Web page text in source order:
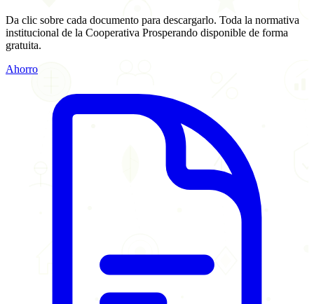
Da clic sobre cada documento para descargarlo. Toda la normativa
institucional de la Cooperativa Prosperando disponible de forma
gratuita.
Ahorro